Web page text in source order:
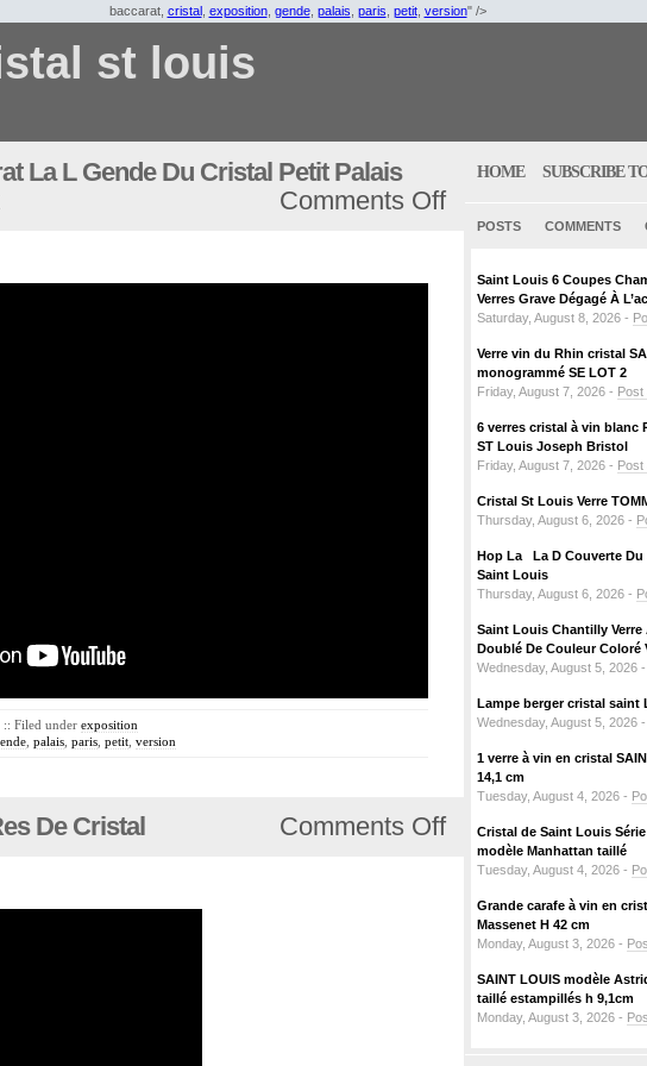
baccarat, cristal, exposition, gende, palais paris petit, version" />
st louis
La L Gende Du Cristal Petit Palais
Comments Off
:: Filed under exposition
palais paris petit version
De Cristal Comments Off
HOME SUBSCRIBE
POSTS COMMENTS
Saint Louis 6 Coupes
Verres Grave Dégagé À
Saturday, August 8, 2026 -
Verre vin du Rhin cristal
monogrammé SE LOT 2
Friday, August 7, 2026 - Post
6 verres cristal à vin blanc
ST Louis Joseph Bristol
Friday, August 7, 2026 - Post
Cristal St Louis Verre
Thursday, August 6, 2026 -
Hop La La D Couverte Du
Saint Louis
Thursday, August 6, 2026 -
Saint Louis Chantilly Verre
Doublé De Couleur Coloré
Wednesday, August 5, 2026 -
Lampe berger cristal saint
Wednesday, August 5, 2026 -
1 verre à vin en cristal
14,1 cm
Tuesday, August 4, 2026 -
Cristal de Saint Louis
modèle Manhattan taillé
Tuesday, August 4, 2026 -
Grande carafe à vin en
Massenet H 42 cm
Monday, August 3, 2026 -
SAINT LOUIS modèle
taillé estampillés h 9,1cm
Monday, August 3, 2026 -